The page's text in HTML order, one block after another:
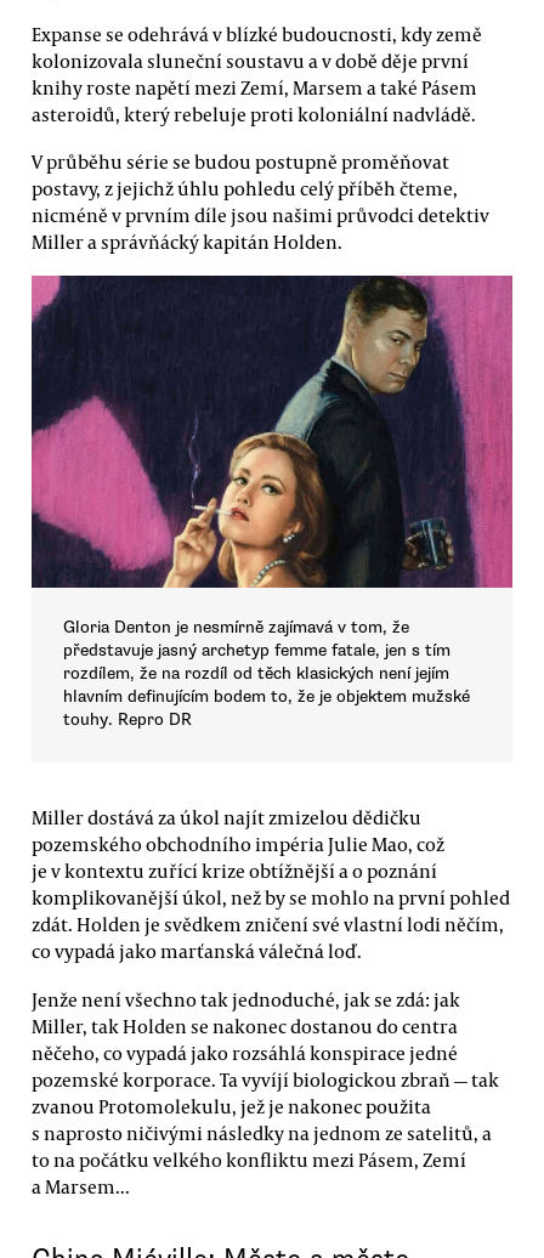
Expanse se odehrává v blízké budoucnosti, kdy země
kolonizovala sluneční soustavu a v době děje první
knihy roste napětí mezi Zemí, Marsem a také Pásem
asteroidů, který rebeluje proti koloniální nadvládě.
V průběhu série se budou postupně proměňovat
postavy, z jejichž úhlu pohledu celý příběh čteme,
nicméně v prvním díle jsou našimi průvodci detektiv
Miller a správňácký kapitán Holden.
Gloria Denton je nesmírně zajímavá v tom, že
představuje jasný archetyp femme fatale, jen s tím
rozdílem, že na rozdíl od těch klasických není jejím
hlavním definujícím bodem to, že je objektem mužské
touhy. Repro DR
Miller dostává za úkol najít zmizelou dědičku
pozemského obchodního impéria Julie Mao, což
je v kontextu zuřící krize obtížnější a o poznání
komplikovanější úkol, než by se mohlo na první pohled
zdát. Holden je svědkem zničení své vlastní lodi něčím,
co vypadá jako marťanská válečná loď.
Jenže není všechno tak jednoduché, jak se zdá: jak
Miller, tak Holden se nakonec dostanou do centra
něčeho, co vypadá jako rozsáhlá konspirace jedné
pozemské korporace. Ta vyvíjí biologickou zbraň — tak
zvanou Protomolekulu, jež je nakonec použita
s naprosto ničivými následky na jednom ze satelitů, a
to na počátku velkého konfliktu mezi Pásem, Zemí
a Marsem...